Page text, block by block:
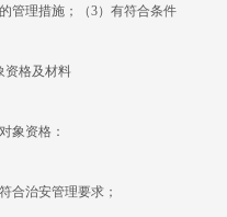
管理措施；（3）有符合条件
格及材料
象资格：
治安管理要求；